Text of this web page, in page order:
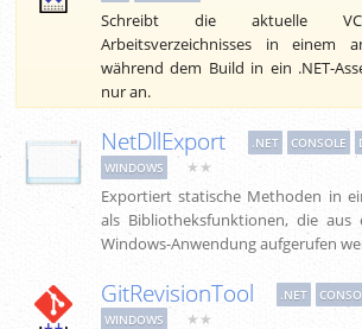
Schreibt die aktuelle
Arbeitsverzeichnisses in einem
während dem Build in ein .NET-
nur an.
NetDllExport .NET CONSOLE
WINDOWS
★★
Exportiert statische Methoden in
als Bibliotheksfunktionen, die aus
Windows-Anwendung aufgerufen
GitRevisionTool .NET
WINDOWS
★★